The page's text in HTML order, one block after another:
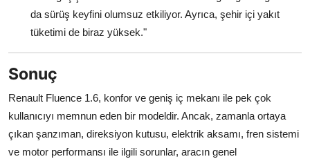
da sürüş keyfini olumsuz etkiliyor. Ayrıca, şehir içi yakıt
tüketimi de biraz yüksek."
Sonuç
Renault Fluence 1.6, konfor ve geniş iç mekanı ile pek çok
kullanıcıyı memnun eden bir modeldir. Ancak, zamanla ortaya
çıkan şanzıman, direksiyon kutusu, elektrik aksamı, fren sistemi
ve motor performansı ile ilgili sorunlar, aracın genel